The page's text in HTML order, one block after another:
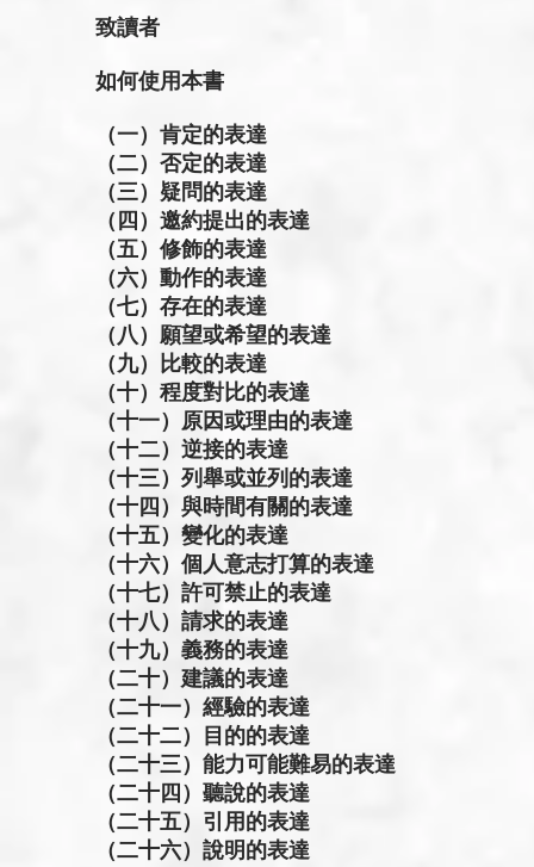
致讀者
如何使用本書
（一）肯定的表達
（二）否定的表達
（三）疑問的表達
（四）邀約提出的表達
（五）修飾的表達
（六）動作的表達
（七）存在的表達
（八）願望或希望的表達
（九）比較的表達
（十）程度對比的表達
（十一）原因或理由的表達
（十二）逆接的表達
（十三）列舉或並列的表達
（十四）與時間有關的表達
（十五）變化的表達
（十六）個人意志打算的表達
（十七）許可禁止的表達
（十八）請求的表達
（十九）義務的表達
（二十）建議的表達
（二十一）經驗的表達
（二十二）目的的表達
（二十三）能力可能難易的表達
（二十四）聽說的表達
（二十五）引用的表達
（二十六）說明的表達